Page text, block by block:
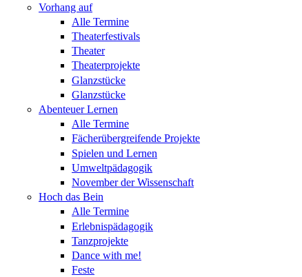
Vorhang auf
Alle Termine
Theaterfestivals
Theater
Theaterprojekte
Glanzstücke
Glanzstücke
Abenteuer Lernen
Alle Termine
Fächerübergreifende Projekte
Spielen und Lernen
Umweltpädagogik
November der Wissenschaft
Hoch das Bein
Alle Termine
Erlebnispädagogik
Tanzprojekte
Dance with me!
Feste